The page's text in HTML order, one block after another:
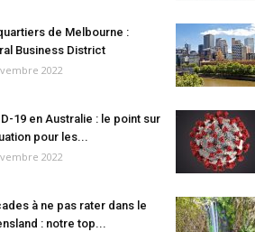
de Melbourne :
Business District
2022
19 en Australie : le point sur
pour les...
2022
à ne pas rater dans le
: notre top...